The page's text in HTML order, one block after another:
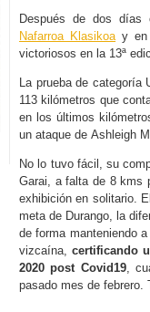
Después de dos días
Nafarroa Klasikoay en
victoriosos en la 13ª
La prueba de categoría
113 kilómetros que
en los últimos
un ataque de Ashleigh
No lo tuvo fácil, su
Garai, a falta de 8 kms
exhibición en solitario.
meta de Durango, la
de forma manteniendo
vizcaína, certificando
2020 post Covid19,
pasado mes de febrero.